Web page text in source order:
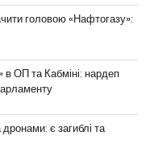
головою «Нафтогазу»:
в ОП та Кабміні: нардеп
є загиблі та